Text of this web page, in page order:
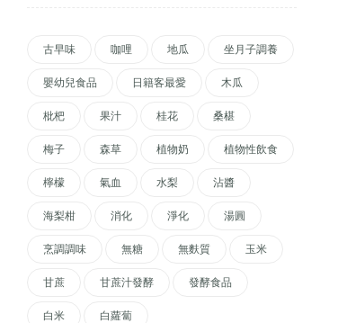
古早味 咖哩 地瓜 坐月子調養
嬰幼兒食品 日籍客最愛 木瓜
枇杷 果汁 桂花 桑椹
梅子 森草 植物奶 植物性飲食
檸檬 氣血 水梨 沾醬
海梨柑 消化 淨化 湯圓
烹調調味 無糖 無麩質 玉米
甘蔗 甘蔗汁發酵 發酵食品
白米 白蘿蔔